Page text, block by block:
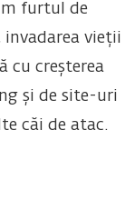
furtul de
vieții
cu creșterea
și de site-uri
căi de atac.